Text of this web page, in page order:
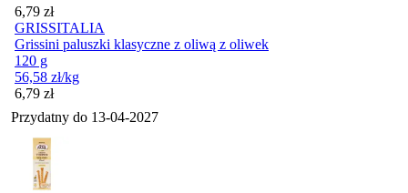
Cena
6,79 zł
GRISSITALIA
Grissini paluszki klasyczne z oliwą z oliwek
120 g
56,58 zł/kg
Cena
6,79 zł
Przydatny do 13-04-2027